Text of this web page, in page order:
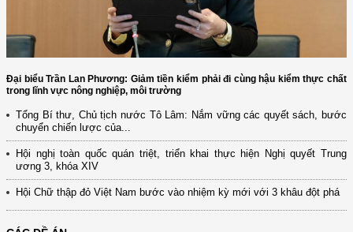
Đại biểu Trần Lan Phương: Giảm tiền kiểm phải đi cùng hậu kiểm thực chất
trong lĩnh vực nông nghiệp, môi trường
Tổng Bí thư, Chủ tịch nước Tô Lâm: Nắm vững các quyết sách, bước
chuyển chiến lược của...
Hội nghị toàn quốc quán triệt, triển khai thực hiện Nghị quyết Trung
ương 3, khóa XIV
Hội Chữ thập đỏ Việt Nam bước vào nhiệm kỳ mới với 3 khâu đột phá